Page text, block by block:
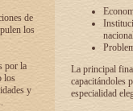
de
los
por la
los
y
La principal
capacitándoles
especialidad